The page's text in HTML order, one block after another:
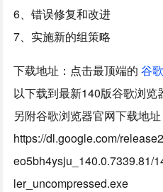
6、错误修复和改进
7、实施新的组策略
下载地址：点击最顶端的谷
以下载到最新140版谷歌浏览
另附谷歌浏览器官网下载地址
https://dl.google.com/
eo5bh4ysju_140.0.7339.81/
ler_uncompressed.exe